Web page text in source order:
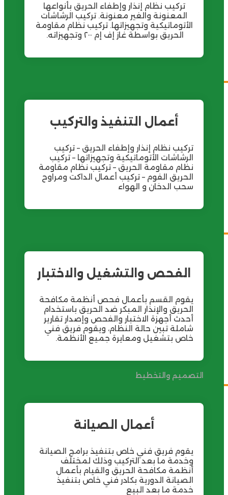
تركيب نظام إنذار وإطفاء الحريق بأنواعها
المعنونة والغير معنونة. تركيب الرشاشات
وتجهيزاتها. تركيب نظام مقاومة
الحريق بواسطة غاز إف إم ٢٠٠ وتجهيزاته.
أعمال التنفيذ والتركيب
نظام إنذار وإطفاء الحريق – تركيب
الأتوماتيكية وتجهيزاتها – تركيب
مقاومة الحريق – تركيب نظام مقاومة
الفوم – تركيب أعمال الداكت ومراوح
الدخان و الهواء
والتشغيل والاختبار
القسم بأعمال فحص أنظمة مكافحة
والإنذار المبكر ضد الحريق باستخدام
أجهزة الاختبار والفحص وإصدار تقارير
تبين حالة النظام، ويقوم فريق فني
بتشغيل ومعايرة جميع الأنظمة.
والتخطيط
أعمال الصيانة
فريق فني خاص بتنفيذ برامج الصيانة
ما بعد التركيب وذلك لمختلف
مكافحة الحريق والقيام بأعمال
الدورية بكادر فني خاص بتنفيذ
ما بعد البيع